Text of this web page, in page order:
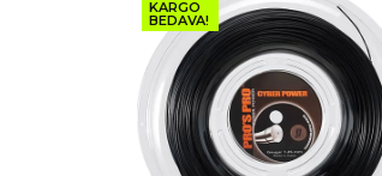
KARGO
BEDAVA!